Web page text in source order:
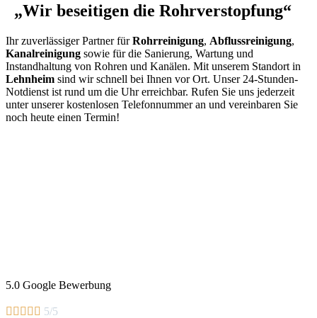
„Wir beseitigen die Rohrverstopfung“
Ihr zuverlässiger Partner fürRohrreinigung, Abflussreinigung,
Kanalreinigung sowie für die Sanierung, Wartung und
Instandhaltung von Rohren und Kanälen. Mit unserem Standort in
Lehnheim sind wir schnell bei Ihnen vor Ort. Unser 24-Stunden-
Notdienst ist rund um die Uhr erreichbar. Rufen Sie uns jederzeit
unter unserer kostenlosen Telefonnummer an und vereinbaren Sie
noch heute einen Termin!
5.0 Google Bewerbung
     5/5